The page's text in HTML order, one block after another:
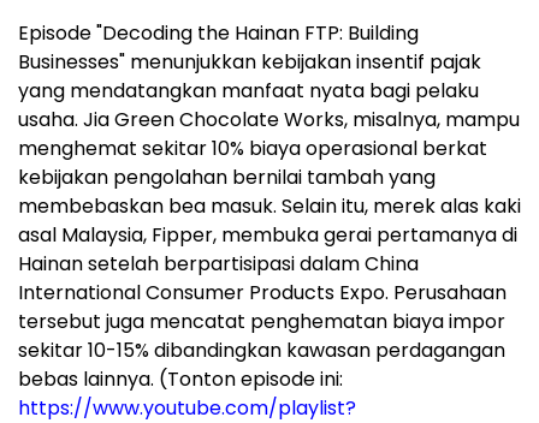
Episode "Decoding the Hainan FTP: Building
Businesses" menunjukkan kebijakan insentif pajak
yang mendatangkan manfaat nyata bagi pelaku
usaha. Jia Green Chocolate Works, misalnya, mampu
menghemat sekitar 10% biaya operasional berkat
kebijakan pengolahan bernilai tambah yang
membebaskan bea masuk. Selain itu, merek alas kaki
asal Malaysia, Fipper, membuka gerai pertamanya di
Hainan setelah berpartisipasi dalam China
International Consumer Products Expo. Perusahaan
tersebut juga mencatat penghematan biaya impor
sekitar 10-15% dibandingkan kawasan perdagangan
bebas lainnya. (Tonton episode ini:
https://www.youtube.com/playlist?